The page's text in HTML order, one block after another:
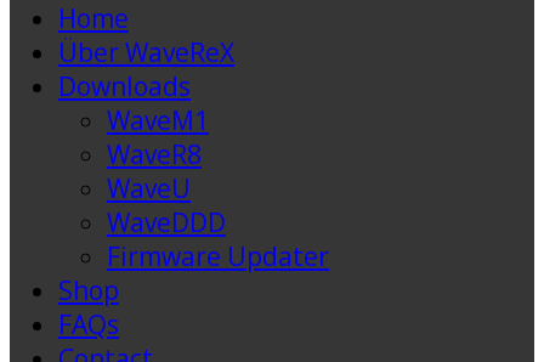
Home
Über WaveReX
Downloads
WaveM1
WaveR8
WaveU
WaveDDD
Firmware Updater
Shop
FAQs